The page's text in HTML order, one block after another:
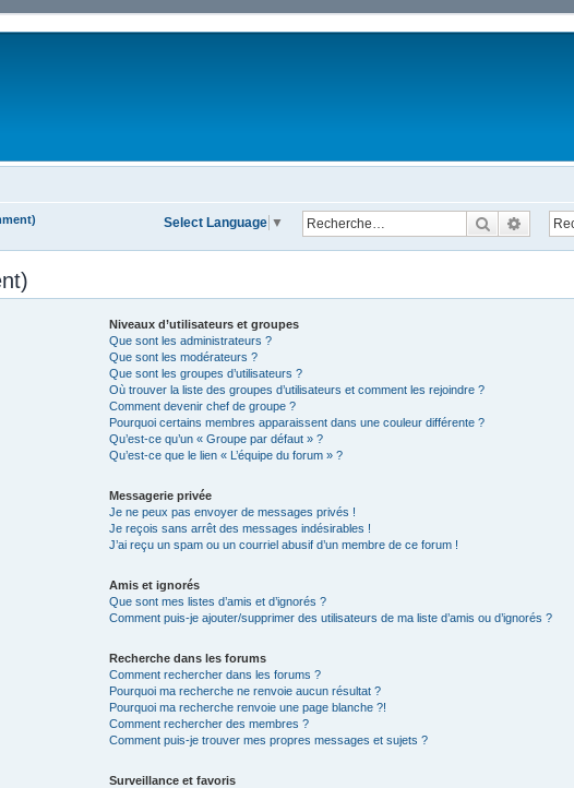
Rechercher
Select Language ▼
Niveaux d’utilisateurs et groupes
Que sont les administrateurs ?
Que sont les modérateurs ?
Que sont les groupes d’utilisateurs ?
Où trouver la liste des groupes d’utilisateurs et comment les rejoindre ?
Comment devenir chef de groupe ?
Pourquoi certains membres apparaissent dans une couleur différente ?
Qu’est-ce qu’un « Groupe par défaut » ?
Qu’est-ce que le lien « L’équipe du forum » ?
Messagerie privée
Je ne peux pas envoyer de messages privés !
Je reçois sans arrêt des messages indésirables !
J’ai reçu un spam ou un courriel abusif d’un membre de ce forum !
Amis et ignorés
Que sont mes listes d’amis et d’ignorés ?
Comment puis-je ajouter/supprimer des utilisateurs de ma liste d’amis ou d’ignorés ?
Recherche dans les forums
Comment rechercher dans les forums ?
Pourquoi ma recherche ne renvoie aucun résultat ?
Pourquoi ma recherche renvoie une page blanche ?!
Comment rechercher des membres ?
Comment puis-je trouver mes propres messages et sujets ?
Surveillance et favoris